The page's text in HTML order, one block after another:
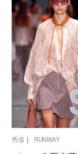
秀場 ｜ RUNWAY